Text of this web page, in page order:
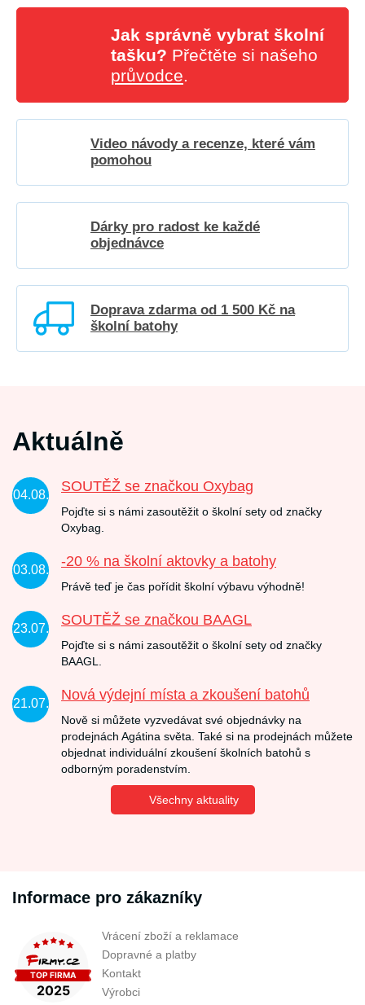
Jak správně vybrat školní
tašku? Přečtěte si našeho
průvodce.
Video návody a recenze, které vám
pomohou
Dárky pro radost ke každé
objednávce
Doprava zdarma od 1 500 Kč na
školní batohy
Aktuálně
04.08.
SOUTĚŽ se značkou Oxybag
Pojďte si s námi zasoutěžit o školní sety od značky
Oxybag.
03.08.
-20 % na školní aktovky a batohy
Právě teď je čas pořídit školní výbavu výhodně!
23.07.
SOUTĚŽ se značkou BAAGL
Pojďte si s námi zasoutěžit o školní sety od značky
BAAGL.
21.07.
Nová výdejní místa a zkoušení batohů
Nově si můžete vyzvedávat své objednávky na
prodejnách Agátina světa. Také si na prodejnách můžete
objednat individuální zkoušení školních batohů s
odborným poradenstvím.
Všechny aktuality
Informace pro zákazníky
Vrácení zboží a reklamace
Dopravné a platby
Kontakt
Výrobci